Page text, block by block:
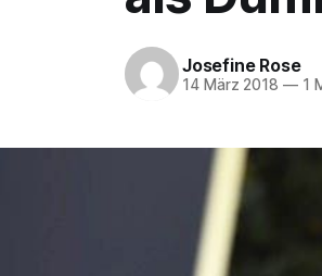
Josefine Rose
14 März 2018 —1